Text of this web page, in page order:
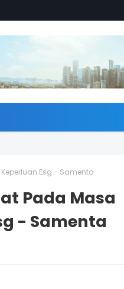
Esg - Samenta
Pada Masa
- Samenta